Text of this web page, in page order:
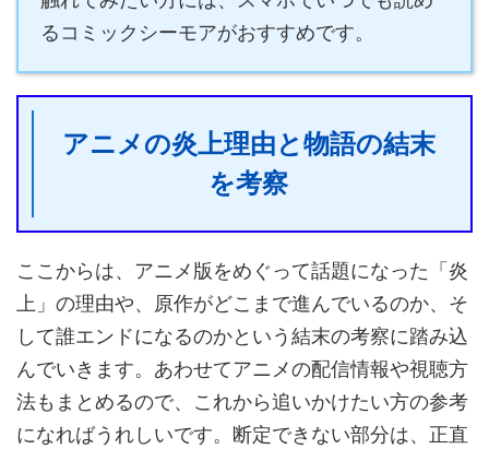
るコミックシーモアがおすすめです。
アニメの炎上理由と物語の結末
を考察
ここからは、アニメ版をめぐって話題になった「炎
上」の理由や、原作がどこまで進んでいるのか、そ
して誰エンドになるのかという結末の考察に踏み込
んでいきます。あわせてアニメの配信情報や視聴方
法もまとめるので、これから追いかけたい方の参考
になればうれしいです。断定できない部分は、正直